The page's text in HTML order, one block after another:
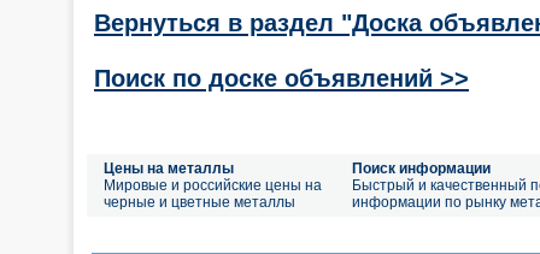
Вернуться в раздел "Доска
Поиск по доске объявлений >>
Цены на металлы
Мировые и российские цены на
черные и цветные металлы
Поиск информации
Быстрый и качественный
информации по рынку